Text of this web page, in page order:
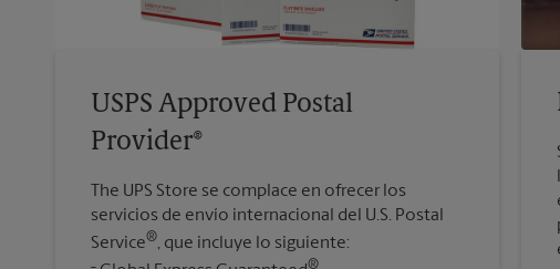
USPS Approved Postal
Provider®
The UPS Store se complace en ofrecer los
servicios de envío internacional del U.S. Postal
Service®, que incluye lo siguiente:
®